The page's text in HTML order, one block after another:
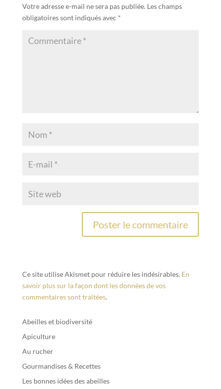
Votre adresse e-mail ne sera pas publiée. Les champs
obligatoires sont indiqués avec *
Ce site utilise Akismet pour réduire les indésirables. En
savoir plus sur la façon dont les données de vos
commentaires sont traitées.
Abeilles et biodiversité
Apiculture
Au rucher
Gourmandises & Recettes
Les bonnes idées des abeilles